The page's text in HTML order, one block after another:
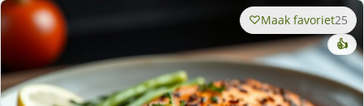
Maak favoriet25
👍